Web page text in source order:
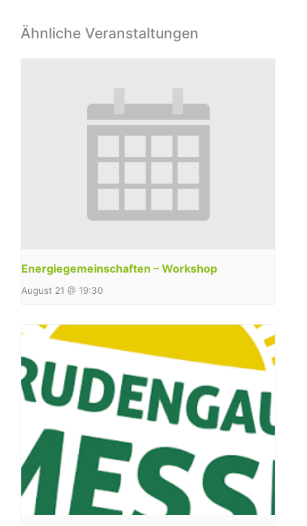
Ähnliche Veranstaltungen
Energiegemeinschaften – Workshop
August 21 @ 19:30